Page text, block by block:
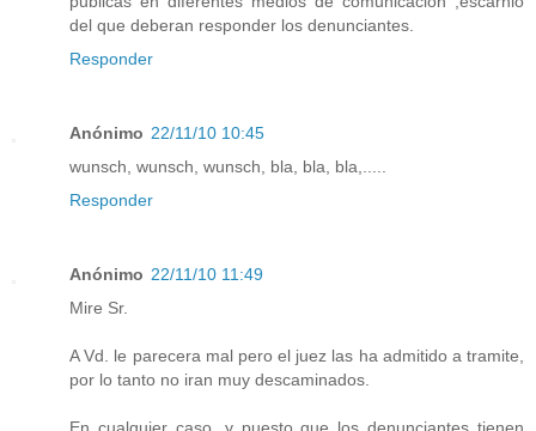
del que deberan responder los denunciantes.
Responder
Anónimo 22/11/10 10:45
wunsch, wunsch, wunsch, bla, bla, bla,.....
Responder
Anónimo 22/11/10 11:49
Mire Sr.
A Vd. le parecera mal pero el juez las ha admitido a tramite,
por lo tanto no iran muy descaminados.